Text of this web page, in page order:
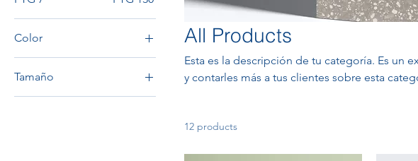
Color
Tamaño
All Products
Esta es la descripción de tu categoría. Es un
y contarles más a tus clientes sobre esta
12 products